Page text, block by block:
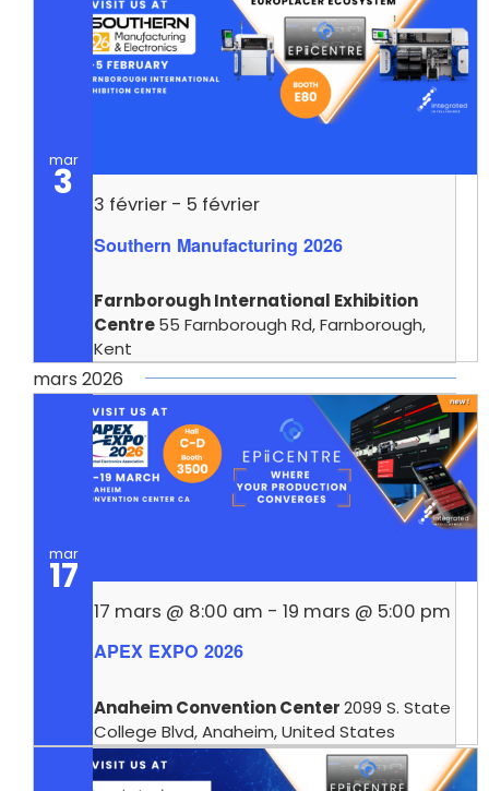
mar
3
Southern Manufacturing 2026
3 février - 5 février
Farnborough International Exhibition
Centre55 Farnborough Rd, Farnborough,
Kent
mars 2026
mar
17
APEX EXPO 2026
17 mars @ 8:00 am - 19 mars @ 5:00 pm
Anaheim Convention Center2099 S. State
College Blvd, Anaheim, United States